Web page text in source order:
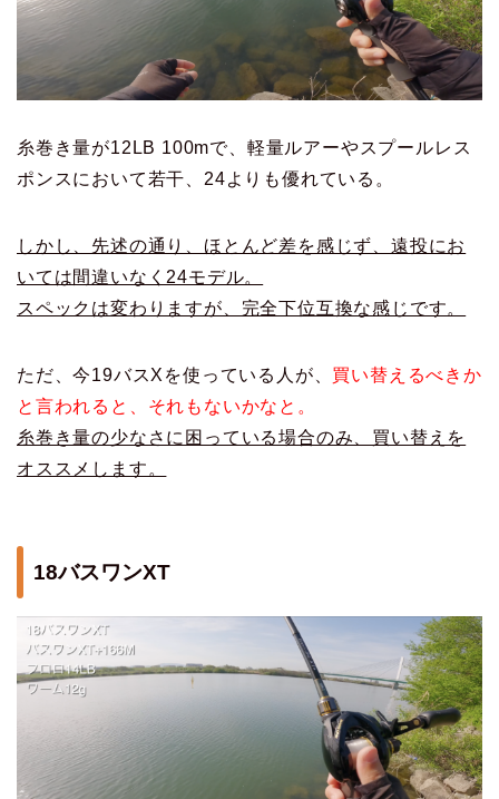
糸巻き量が12LB 100mで、軽量ルアーやスプールレス
ポンスにおいて若干、24よりも優れている。
しかし、先述の通り、ほとんど差を感じず、遠投にお
いては間違いなく24モデル。
スペックは変わりますが、完全下位互換な感じです。
ただ、今19バスXを使っている人が、 買い替えるべきか
と言われると、それもないかなと。
糸巻き量の少なさに困っている場合のみ、買い替えを
オススメします。
18バスワンXT